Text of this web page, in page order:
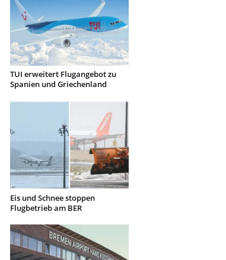
TUI erweitert Flugangebot zu
Spanien und Griechenland
Eis und Schnee stoppen
Flugbetrieb am BER